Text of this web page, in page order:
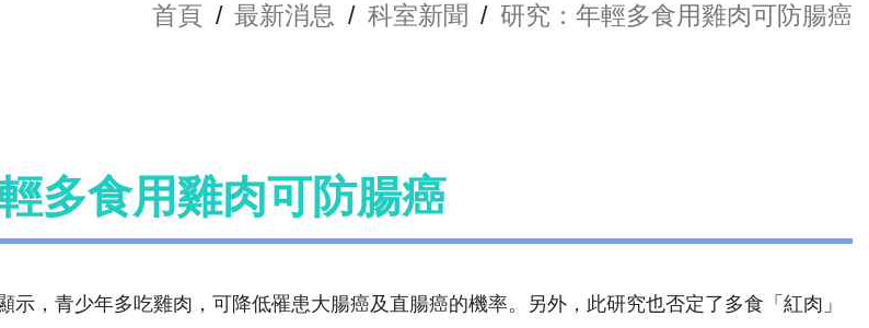
首頁 / 最新消息 / 科室新聞 / 研究：年輕多食用雞肉可防腸癌
多食用雞肉可防腸癌
示，青少年多吃雞肉，可降低罹患大腸癌及直腸癌的機率。另外，此研究也否定了多食「紅肉」